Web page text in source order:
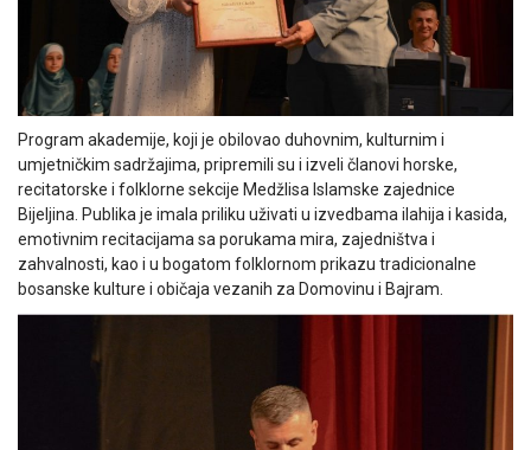
Program akademije, koji je obilovao duhovnim, kulturnim i
umjetničkim sadržajima, pripremili su i izveli članovi horske,
recitatorske i folklorne sekcije Medžlisa Islamske zajednice
Bijeljina. Publika je imala priliku uživati u izvedbama ilahija i kasida,
emotivnim recitacijama sa porukama mira, zajedništva i
zahvalnosti, kao i u bogatom folklornom prikazu tradicionalne
bosanske kulture i običaja vezanih za Domovinu i Bajram.